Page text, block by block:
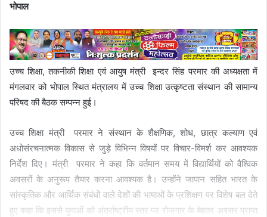
भोपाल
उच्च शिक्षा, तकनीकी शिक्षा एवं आयुष मंत्री इन्दर सिंह परमार की अध्यक्षता में
मंगलवार को भोपाल स्थित मंत्रालय में उच्च शिक्षा उत्कृष्टता संस्थान की सामान्य
परिषद की बैठक सम्पन्न हुई।
उच्च शिक्षा मंत्री परमार ने संस्थान के शैक्षणिक, शोध, छात्र कल्याण एवं
अधोसंरचनात्मक विकास से जुड़े विभिन्न विषयों पर विचार-विमर्श कर आवश्यक
निर्देश दिए। मंत्री परमार ने कहा कि वर्तमान समय में विद्यार्थियों को वैश्विक
अवसरों के अनुरूप तैयार करना आवश्यक है। उन्होंने जापान सहित भारत के
सांस्कृतिक और आर्थिक संबंधों वाले देशों की भाषाओं के प्रशिक्षण पर विशेष बल देते
हुए कहा कि इससे युवाओं को अंतर्राष्ट्रीय स्तर पर रोजगार के बेहतर अवसर प्राप्त